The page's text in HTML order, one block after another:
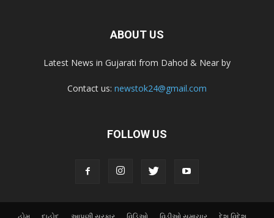
ABOUT US
Latest News in Gujarati from Dahod & Near by
Contact us: newstok24@gmail.com
FOLLOW US